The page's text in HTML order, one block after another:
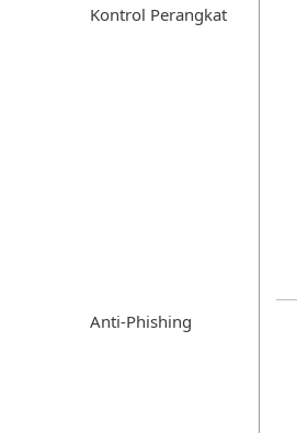
Kontrol Perangkat
Anti-Phishing